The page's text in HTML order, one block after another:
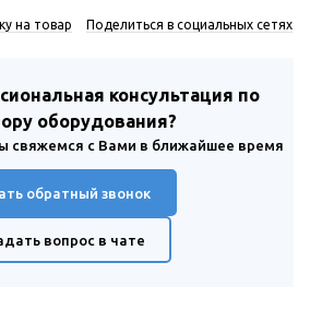
на товар Поделиться в социальных сетях
консультация по
оборудования?
свяжемся с Вами в ближайшее время
обратный звонок
вопрос в чате